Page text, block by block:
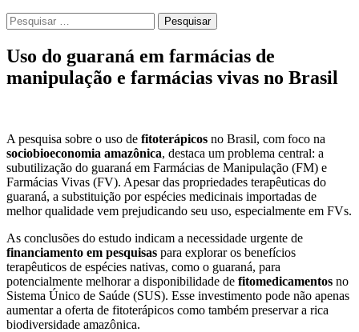
Pesquisar
por:
Uso do guaraná em farmácias de
manipulação e farmácias vivas no Brasil
A pesquisa sobre o uso de fitoterápicos no Brasil, com foco na
sociobioeconomia amazônica, destaca um problema central: a
subutilização do guaraná em Farmácias de Manipulação (FM) e
Farmácias Vivas (FV). Apesar das propriedades terapêuticas do
guaraná, a substituição por espécies medicinais importadas de
melhor qualidade vem prejudicando seu uso, especialmente em FVs.
As conclusões do estudo indicam a necessidade urgente de
financiamento em pesquisas para explorar os benefícios
terapêuticos de espécies nativas, como o guaraná, para
potencialmente melhorar a disponibilidade de fitomedicamentos no
Sistema Único de Saúde (SUS). Esse investimento pode não apenas
aumentar a oferta de fitoterápicos como também preservar a rica
biodiversidade amazônica.